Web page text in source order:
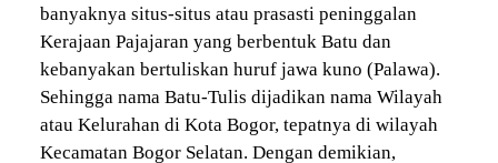
banyaknya situs-situs atau prasasti peninggalan
Kerajaan Pajajaran yang berbentuk Batu dan
kebanyakan bertuliskan huruf jawa kuno (Palawa).
Sehingga nama Batu-Tulis dijadikan nama Wilayah
atau Kelurahan di Kota Bogor, tepatnya di wilayah
Kecamatan Bogor Selatan. Dengan demikian,